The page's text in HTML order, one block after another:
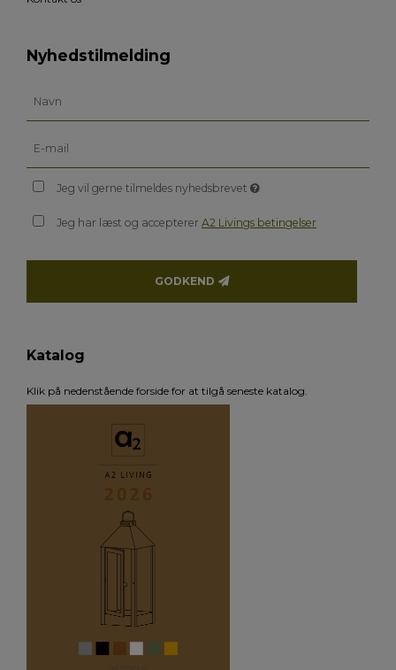
Nyhedstilmelding
Jeg vil gerne tilmeldes nyhedsbrevet
Jeg har læst og acceptererA2 Livings betingelser
GODKEND
Katalog
Klik på nedenstående forside for at tilgå seneste katalog.